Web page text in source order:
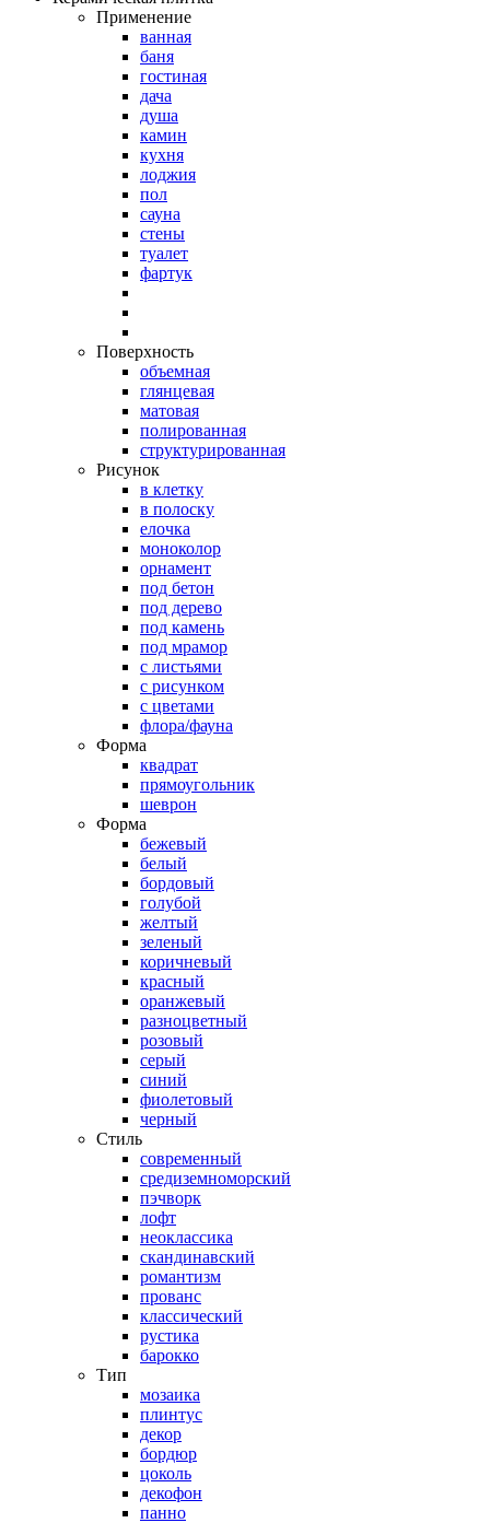
Применение
ванная
баня
гостиная
дача
душа
камин
кухня
лоджия
пол
сауна
стены
туалет
фартук
Поверхность
объемная
глянцевая
матовая
полированная
структурированная
Рисунок
в клетку
в полоску
елочка
моноколор
орнамент
под бетон
под дерево
под камень
под мрамор
с листьями
с рисунком
с цветами
флора/фауна
Форма
квадрат
прямоугольник
шеврон
Форма
бежевый
белый
бордовый
голубой
желтый
зеленый
коричневый
красный
оранжевый
разноцветный
розовый
серый
синий
фиолетовый
черный
Стиль
современный
средиземноморский
пэчворк
лофт
неоклассика
скандинавский
романтизм
прованс
классический
рустика
барокко
Тип
мозаика
плинтус
декор
бордюр
цоколь
декофон
панно